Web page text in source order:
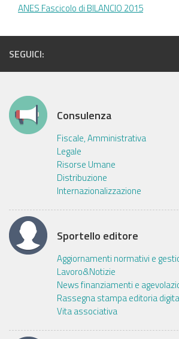
ANES Fascicolo di BILANCIO 2015
SEGUICI:
Consulenza
Fiscale, Amministrativa
Legale
Risorse Umane
Distribuzione
Internazionalizzazione
Sportello editore
Aggiornamenti normativi e
Lavoro&Notizie
News finanziamenti e
Rassegna stampa editoria
Vita associativa